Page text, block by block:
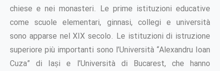
chiese e nei monasteri. Le prime istituzioni educative
come scuole elementari, ginnasi, collegi e università
sono apparse nel XIX secolo. Le istituzioni di istruzione
superiore più importanti sono l’Università “Alexandru Ioan
Cuza” di Iași e l’Università di Bucarest, che hanno